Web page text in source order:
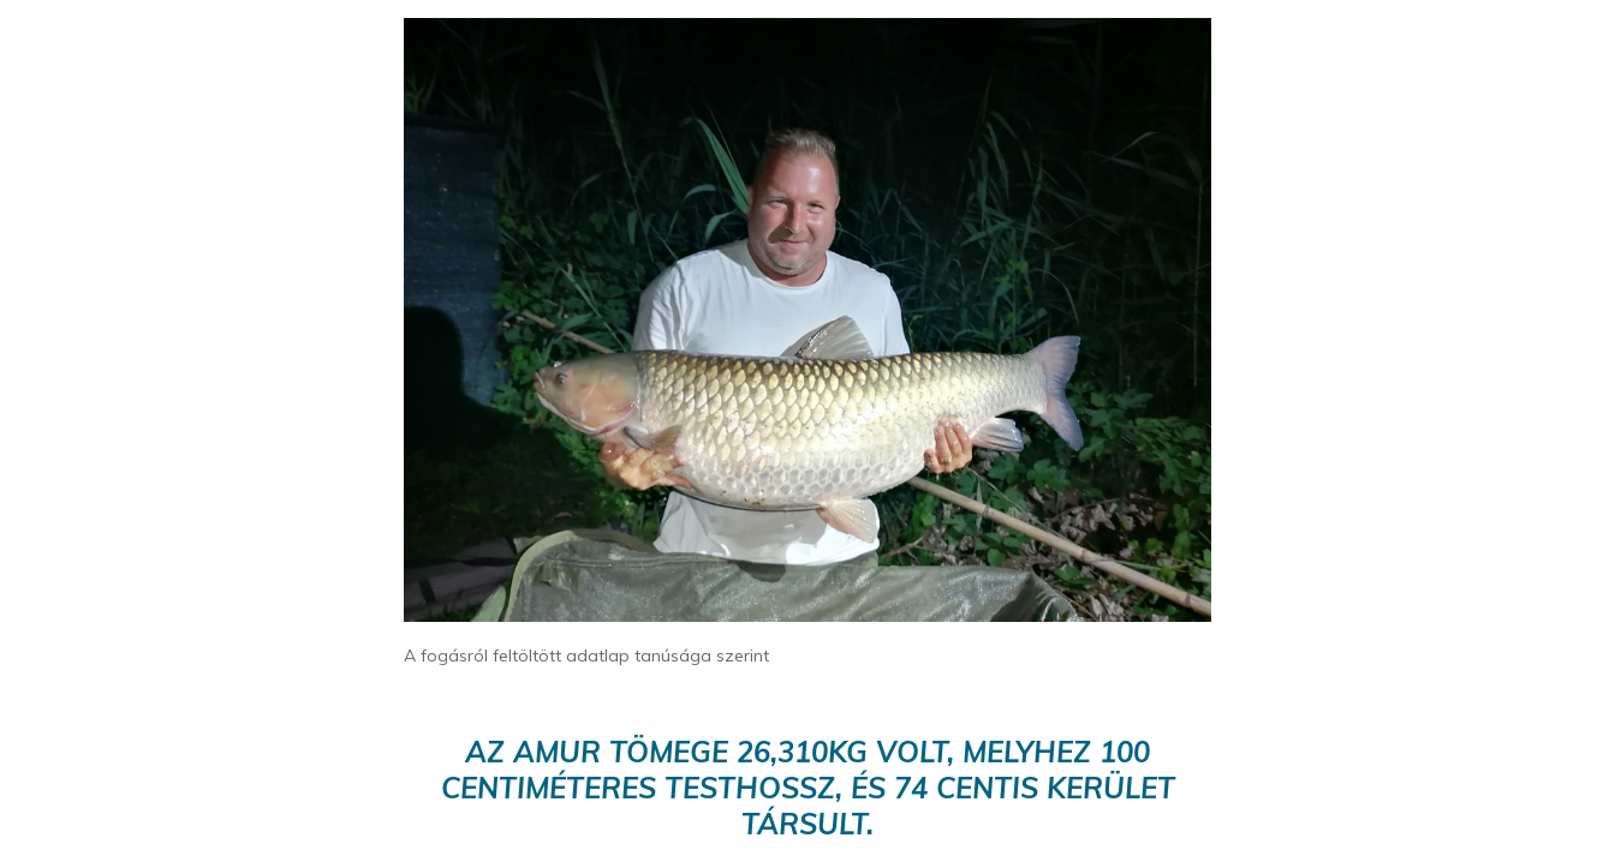
A fogásról feltöltött adatlap tanúsága szerint
AZ AMUR TÖMEGE 26,310KG VOLT, MELYHEZ 100
CENTIMÉTERES TESTHOSSZ, ÉS 74 CENTIS KERÜLET
TÁRSULT.